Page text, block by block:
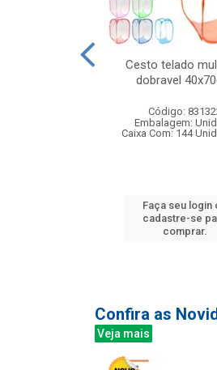
Cesto telado
dobravel
Código:
Embalagem:
Caixa Com: 144
Faça seu login
cadastre-se
comprar.
Confira as
Veja mais